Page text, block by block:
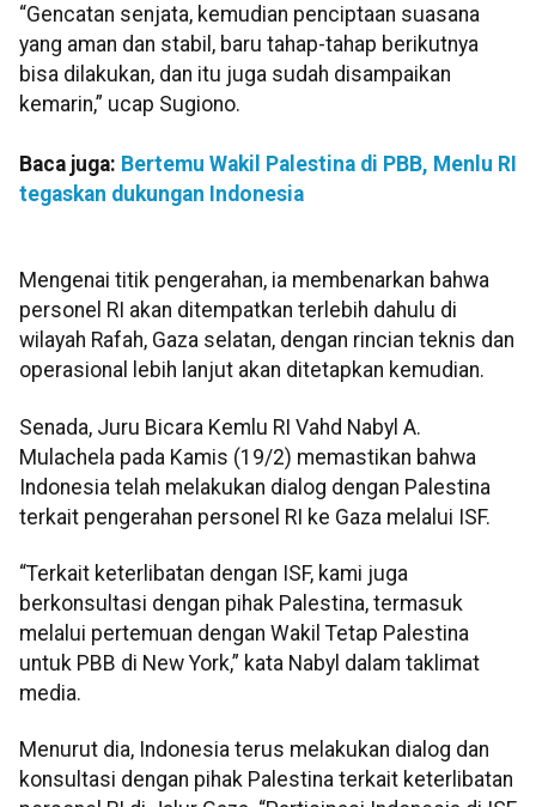
“Gencatan senjata, kemudian penciptaan suasana
yang aman dan stabil, baru tahap-tahap berikutnya
bisa dilakukan, dan itu juga sudah disampaikan
kemarin,” ucap Sugiono.
Baca juga: Bertemu Wakil Palestina di PBB, Menlu RI
tegaskan dukungan Indonesia
Mengenai titik pengerahan, ia membenarkan bahwa
personel RI akan ditempatkan terlebih dahulu di
wilayah Rafah, Gaza selatan, dengan rincian teknis dan
operasional lebih lanjut akan ditetapkan kemudian.
Senada, Juru Bicara Kemlu RI Vahd Nabyl A.
Mulachela pada Kamis (19/2) memastikan bahwa
Indonesia telah melakukan dialog dengan Palestina
terkait pengerahan personel RI ke Gaza melalui ISF.
“Terkait keterlibatan dengan ISF, kami juga
berkonsultasi dengan pihak Palestina, termasuk
melalui pertemuan dengan Wakil Tetap Palestina
untuk PBB di New York,” kata Nabyl dalam taklimat
media.
Menurut dia, Indonesia terus melakukan dialog dan
konsultasi dengan pihak Palestina terkait keterlibatan